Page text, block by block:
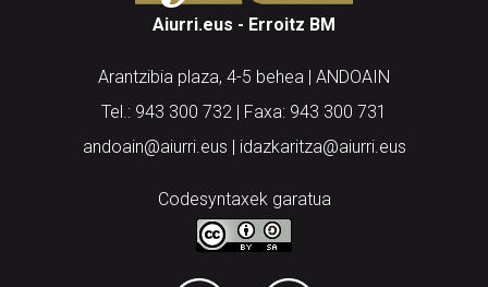
Aiurri.eus - Erroitz BM
Arantzibia plaza, 4-5 behea | ANDOAIN
Tel.: 943 300 732 | Faxa: 943 300 731
andoain@aiurri.eus | idazkaritza@aiurri.eus
Codesyntaxek garatua